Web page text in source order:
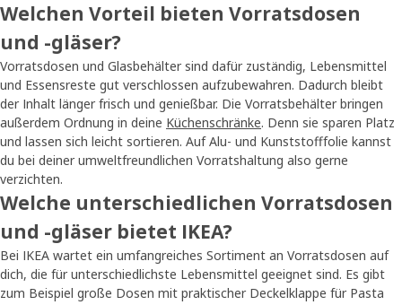
Welchen Vorteil bieten Vorratsdosen
und -gläser?
Vorratsdosen und Glasbehälter sind dafür zuständig, Lebensmittel
und Essensreste gut verschlossen aufzubewahren. Dadurch bleibt
der Inhalt länger frisch und genießbar. Die Vorratsbehälter bringen
außerdem Ordnung in deine Küchenschränke. Denn sie sparen Platz
und lassen sich leicht sortieren. Auf Alu- und Kunststofffolie kannst
du bei deiner umweltfreundlichen Vorratshaltung also gerne
verzichten.
Welche unterschiedlichen Vorratsdosen
und -gläser bietet IKEA?
Bei IKEA wartet ein umfangreiches Sortiment an Vorratsdosen auf
dich, die für unterschiedlichste Lebensmittel geeignet sind. Es gibt
zum Beispiel große Dosen mit praktischer Deckelklappe für Pasta